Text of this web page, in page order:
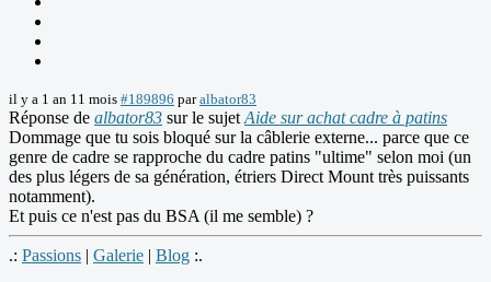
il y a 1 an 11 mois #189896 paralbator83
Réponse de albator83 sur le sujet Aide sur achat cadre à patins
Dommage que tu sois bloqué sur la câblerie externe... parce que ce
genre de cadre se rapproche du cadre patins "ultime" selon moi (un
des plus légers de sa génération, étriers Direct Mount très puissants
notamment).
Et puis ce n'est pas du BSA (il me semble) ?
.: Passions | Galerie | Blog :.